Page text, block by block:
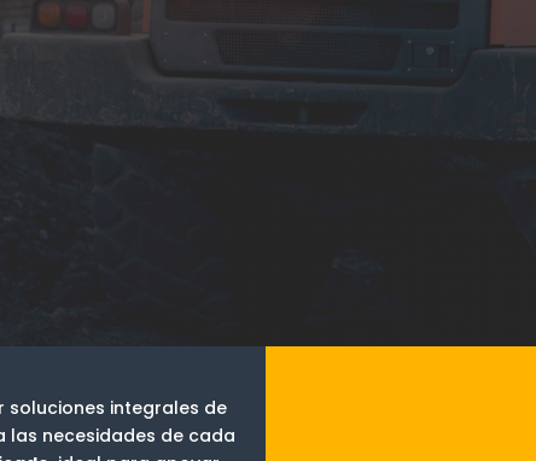
soluciones integrales de
las necesidades de cada